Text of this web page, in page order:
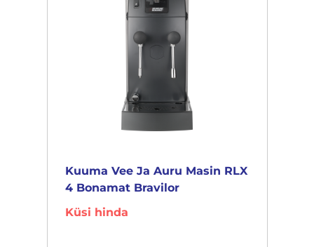
Kuuma Vee Ja Auru Masin RLX
4 Bonamat Bravilor
Küsi hinda